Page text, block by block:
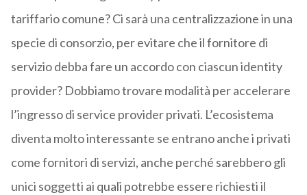
tariffario comune? Ci sarà una centralizzazione in una
specie di consorzio, per evitare che il fornitore di
servizio debba fare un accordo con ciascun identity
provider? Dobbiamo trovare modalità per accelerare
l’ingresso di service provider privati. L’ecosistema
diventa molto interessante se entrano anche i privati
come fornitori di servizi, anche perché sarebbero gli
unici soggetti ai quali potrebbe essere richiesti il